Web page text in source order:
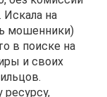
Искала на
мошенники)
в поиске на
и своих